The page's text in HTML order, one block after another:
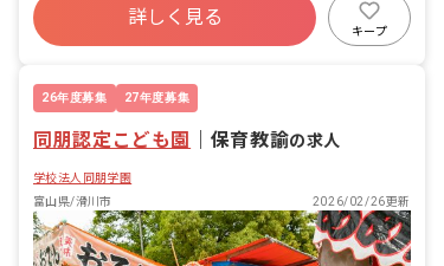
18歳までの障がいをお持ちのお子さん
や、発達に特性のあるお子さんが放課後
してできることを増やす支援を行なって
います。入社後に社会人としての研修
や、先輩スタッフによる計画指導などを
つお子さんと関わるのがはじめてという
方も、しっかりサポートしていきます。
福利厚生充実
残業少なめ
昇給昇進あり
詳しく見る
キープ
26年度募集 27年度募集
同朋認定こども園 保育教諭の求人
学校法人同朋学園
富山県/滑川市
2026/02/26更新